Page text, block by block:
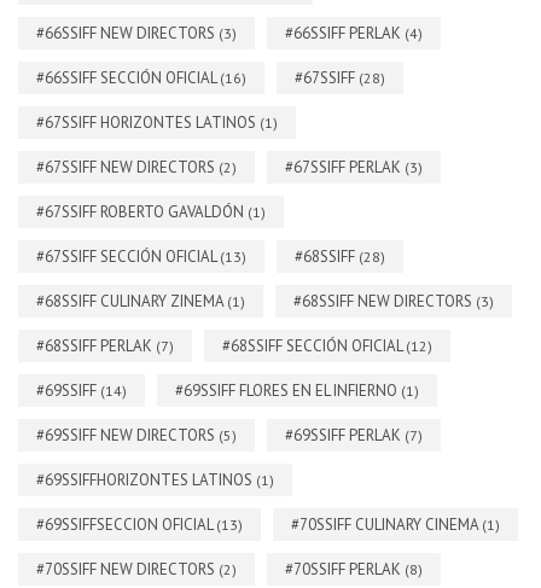
#66SSIFF NEW DIRECTORS (3) #66SSIFF PERLAK (4)
#66SSIFF SECCIÓN OFICIAL(16) #67SSIFF (28)
#67SSIFF HORIZONTES LATINOS (1)
#67SSIFF NEW DIRECTORS (2) #67SSIFF PERLAK (3)
#67SSIFF ROBERTO GAVALDÓN (1)
#67SSIFF SECCIÓN OFICIAL(13) #68SSIFF (28)
#68SSIFF CULINARY ZINEMA (1) #68SSIFF NEW DIRECTORS (3)
#68SSIFF PERLAK (7) #68SSIFF SECCIÓN OFICIAL(12)
#69SSIFF (14) #69SSIFF FLORES EN EL INFIERNO (1)
#69SSIFF NEW DIRECTORS (5) #69SSIFF PERLAK (7)
#69SSIFFHORIZONTES LATINOS (1)
#69SSIFFSECCION OFICIAL(13) #70SSIFF CULINARY CINEMA (1)
#70SSIFF NEW DIRECTORS (2) #70SSIFF PERLAK (8)